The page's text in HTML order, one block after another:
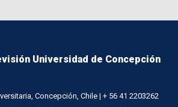
Universidad de Concepción
Concepción, Chile | + 56 41 2203262